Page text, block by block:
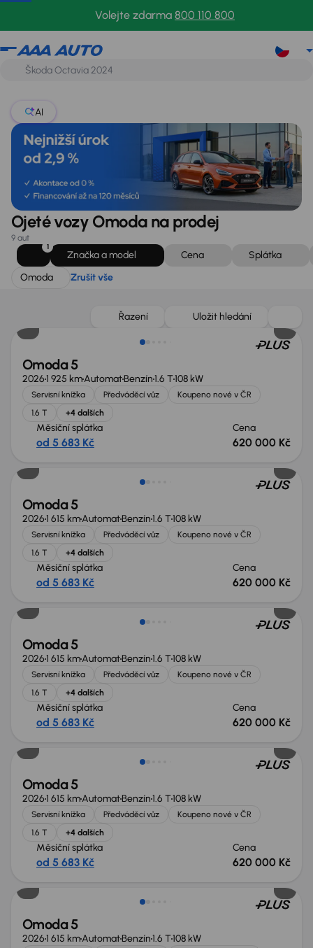
Volejte zdarma 800 110 800
Omoda
AI
Ojeté vozy Omoda na prodej
9 aut
1
Značka a model Cena
Splátka
Omoda
Zrušit vše
Řazení Uložit hledání
Možnost odpočtu DPH
Omoda 5
20261 925 kmAutomatBenzín1.6 T108 kW
Servisní knížka Předváděcí vůz
Koupeno nové v ČR
1.6 T
+4 dalších
Měsíční splátka
od 5 683 Kč
Cena
620 000 Kč
Možnost odpočtu DPH
Omoda 5
20261 615 kmAutomatBenzín1.6 T108 kW
Servisní knížka Předváděcí vůz
Koupeno nové v ČR
1.6 T
+4 dalších
Měsíční splátka
od 5 683 Kč
Cena
620 000 Kč
Možnost odpočtu DPH
Omoda 5
20261 615 kmAutomatBenzín1.6 T108 kW
Servisní knížka Předváděcí vůz
Koupeno nové v ČR
1.6 T
+4 dalších
Měsíční splátka
od 5 683 Kč
Cena
620 000 Kč
Nově v nabídce
Omoda 5
20261 615 kmAutomatBenzín1.6 T108 kW
Servisní knížka Předváděcí vůz
Koupeno nové v ČR
1.6 T
+4 dalších
Měsíční splátka
od 5 683 Kč
Cena
620 000 Kč
Nově v nabídce
Omoda 5
20261 615 kmAutomatBenzín1.6 T108 kW